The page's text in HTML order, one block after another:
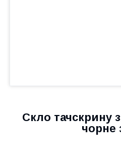
Скло тачскрину
чорне